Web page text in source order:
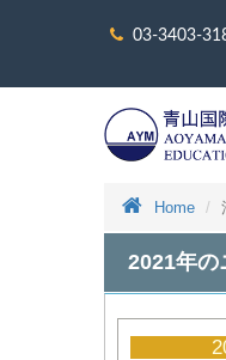
03-3403-
Home
2021年の